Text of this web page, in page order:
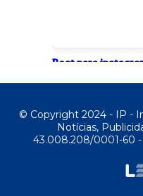
Post para
Franchesco
© Copyright 2024 - IP -
Notícias,
43.008.208/0001-60 -